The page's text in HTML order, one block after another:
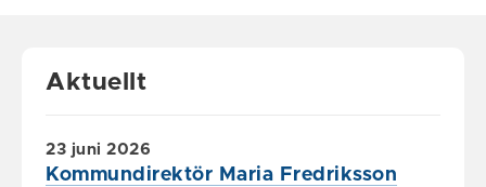
Aktuellt
Kommundirektör Maria Fredriksson
23 juni 2026